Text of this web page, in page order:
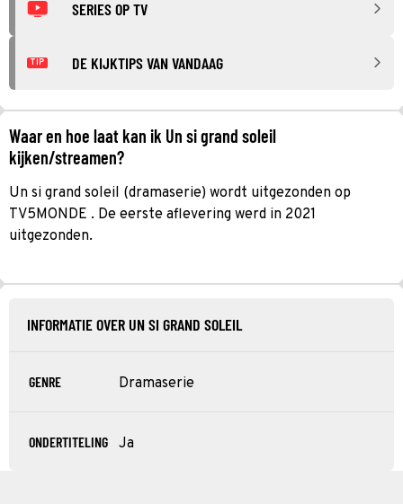
SERIES OP TV
TIP DE KIJKTIPS VAN VANDAAG
Waar en hoe laat kan ik Un si grand soleil
kijken/streamen?
Un si grand soleil (dramaserie) wordt uitgezonden op
TV5MONDE . De eerste aflevering werd in 2021
uitgezonden.
INFORMATIE OVER UN SI GRAND SOLEIL
GENRE Dramaserie
ONDERTITELING Ja